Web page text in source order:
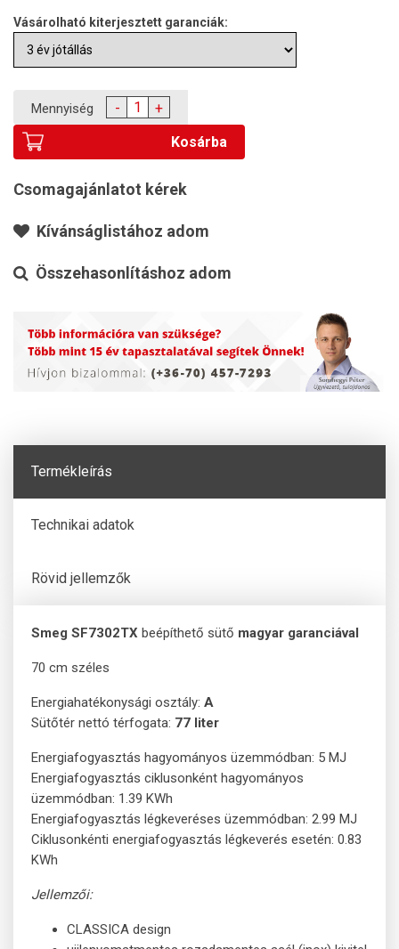
Vásárolható kiterjesztett garanciák:
Mennyiség -
+
Kosárba
Csomagajánlatot kérek
Kívánságlistához adom
Összehasonlításhoz adom
Termékleírás
Technikai adatok
Rövid jellemzők
Smeg SF7302TX beépíthető sütő magyar garanciával
70 cm széles
Energiahatékonysági osztály: A
Sütőtér nettó térfogata: 77 liter
Energiafogyasztás hagyományos üzemmódban: 5 MJ
Energiafogyasztás ciklusonként hagyományos
üzemmódban: 1.39 KWh
Energiafogyasztás légkeveréses üzemmódban: 2.99 MJ
Ciklusonkénti energiafogyasztás légkeverés esetén: 0.83
KWh
Jellemzői:
CLASSICA design